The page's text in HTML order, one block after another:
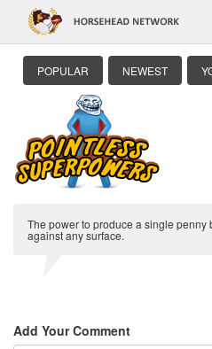
POPULAR NEWEST
The power to produce a single
against any surface.
Add Your Comment